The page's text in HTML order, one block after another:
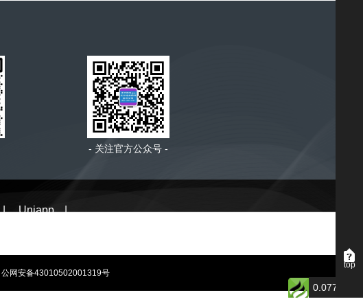
- 关注官方公众号 -
| Uniapp |
公网安备43010502001319号
top
0.077217s